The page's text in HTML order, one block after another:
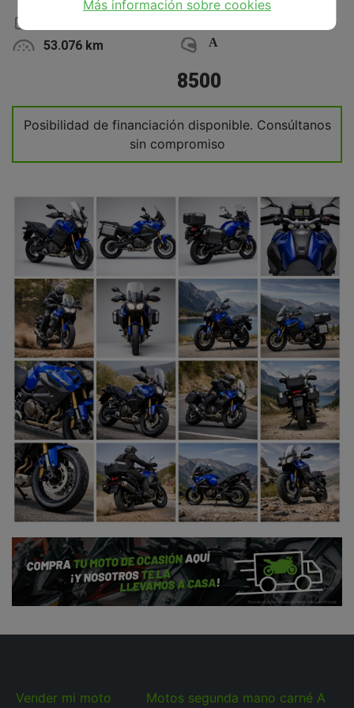
53.076 km
A
8500
Posibilidad de financiación disponible. Consúltanos
sin compromiso
Vender mi moto Motos segunda mano carné A
Más información sobre cookies